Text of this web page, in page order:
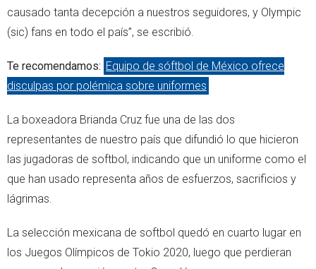
causado tanta decepción a nuestros seguidores, y Olympic
(sic) fans en todo el país”, se escribió.
Te recomendamos: Equipo de sóftbol de México ofrece
disculpas por polémica sobre uniformes
La boxeadora Brianda Cruz fue una de las dos
representantes de nuestro país que difundió lo que hicieron
las jugadoras de softbol, indicando que un uniforme como el
que han usado representa años de esfuerzos, sacrificios y
lágrimas.
La selección mexicana de softbol quedó en cuarto lugar en
los Juegos Olímpicos de Tokio 2020, luego que perdieran